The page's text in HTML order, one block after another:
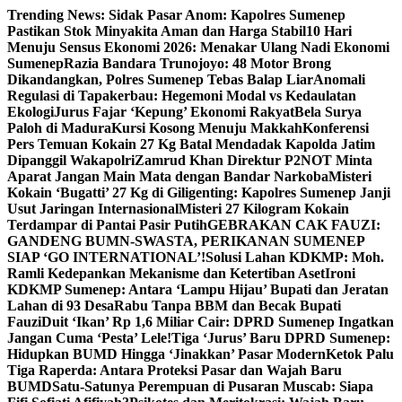
Skip
to
content
Trending News: Sidak Pasar Anom: Kapolres Sumenep
Pastikan Stok Minyakita Aman dan Harga Stabil10 Hari
Menuju Sensus Ekonomi 2026: Menakar Ulang Nadi Ekonomi
SumenepRazia Bandara Trunojoyo: 48 Motor Brong
Dikandangkan, Polres Sumenep Tebas Balap LiarAnomali
Regulasi di Tapakerbau: Hegemoni Modal vs Kedaulatan
EkologiJurus Fajar ‘Kepung’ Ekonomi RakyatBela Surya
Paloh di MaduraKursi Kosong Menuju MakkahKonferensi
Pers Temuan Kokain 27 Kg Batal Mendadak Kapolda Jatim
Dipanggil WakapolriZamrud Khan Direktur P2NOT Minta
Aparat Jangan Main Mata dengan Bandar NarkobaMisteri
Kokain ‘Bugatti’ 27 Kg di Giligenting: Kapolres Sumenep Janji
Usut Jaringan InternasionalMisteri 27 Kilogram Kokain
Terdampar di Pantai Pasir PutihGEBRAKAN CAK FAUZI:
GANDENG BUMN-SWASTA, PERIKANAN SUMENEP
SIAP ‘GO INTERNATIONAL’!Solusi Lahan KDKMP: Moh.
Ramli Kedepankan Mekanisme dan Ketertiban AsetIroni
KDKMP Sumenep: Antara ‘Lampu Hijau’ Bupati dan Jeratan
Lahan di 93 DesaRabu Tanpa BBM dan Becak Bupati
FauziDuit ‘Ikan’ Rp 1,6 Miliar Cair: DPRD Sumenep Ingatkan
Jangan Cuma ‘Pesta’ Lele!Tiga ‘Jurus’ Baru DPRD Sumenep:
Hidupkan BUMD Hingga ‘Jinakkan’ Pasar ModernKetok Palu
Tiga Raperda: Antara Proteksi Pasar dan Wajah Baru
BUMDSatu-Satunya Perempuan di Pusaran Muscab: Siapa